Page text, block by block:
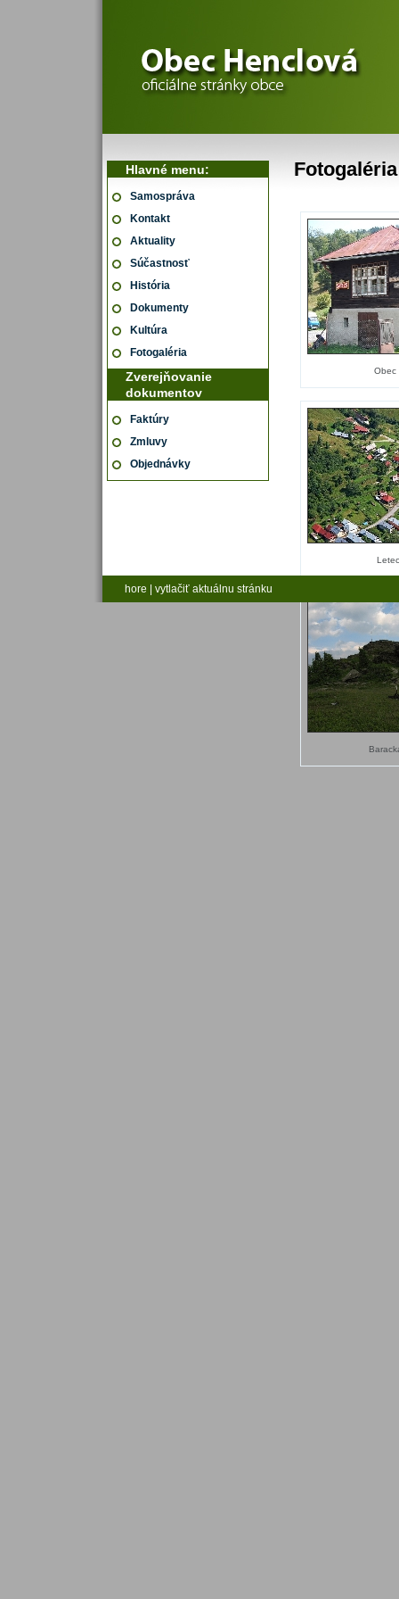
Hlavné menu:
Samospráva
Kontakt
Aktuality
Súčastnosť
História
Dokumenty
Kultúra
Fotogaléria
Zverejňovanie
dokumentov
Faktúry
Zmluvy
Objednávky
Fotogaléria
Obec
hore vytlačiť aktuálnu stránku